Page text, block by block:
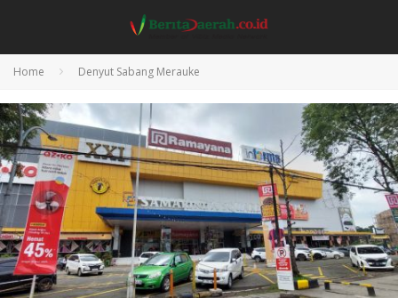
Home Denyut Sabang Merauke